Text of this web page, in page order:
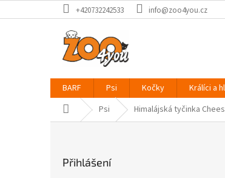
na
+420732242533 info@zoo4you.cz
BARF Psi Kočky Králíci a
Domů Psi Himalájská tyčinka
Přihlášení